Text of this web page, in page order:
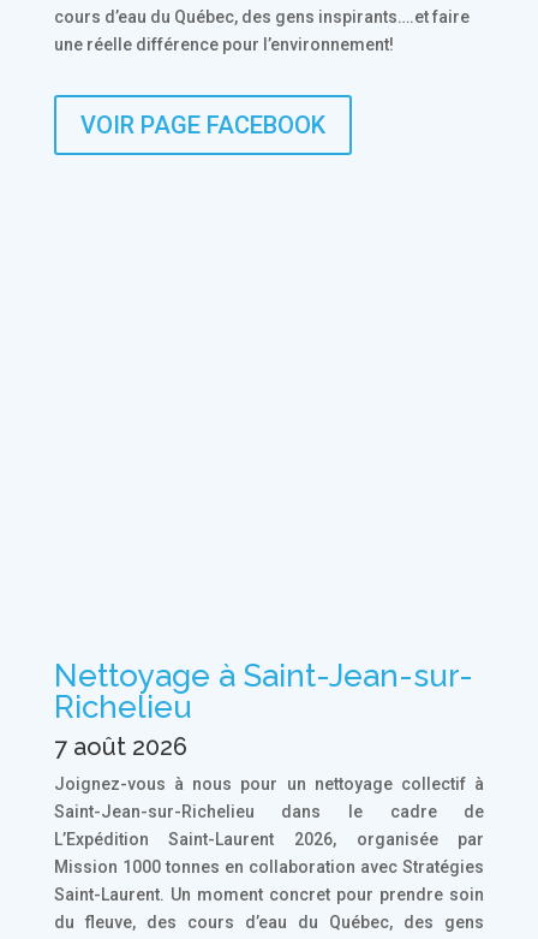
cours d’eau du Québec, des gens inspirants….et faire
une réelle différence pour l’environnement!
VOIR PAGE FACEBOOK
Nettoyage à Saint-Jean-sur-
Richelieu
7 août 2026
Joignez-vous à nous pour un nettoyage collectif à
Saint-Jean-sur-Richelieu dans le cadre de
L’Expédition Saint-Laurent 2026, organisée par
Mission 1000 tonnes en collaboration avec Stratégies
Saint-Laurent. Un moment concret pour prendre soin
du fleuve, des cours d’eau du Québec, des gens